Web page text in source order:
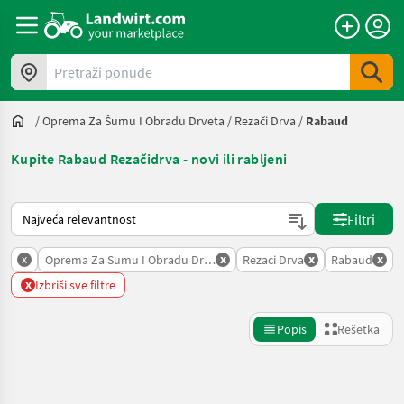
Pretraži ponude
/Oprema Za Šumu I Obradu Drveta / Rezači Drva / Rabaud
Kupite Rabaud Rezačidrva - novi ili rabljeni
Tako se sortira na Landwirt.com
Filtri
x Oprema Za Sumu I Obradu Drveta
x Rezaci Drva x Rabaud x
x Izbriši sve filtre
Popis Rešetka